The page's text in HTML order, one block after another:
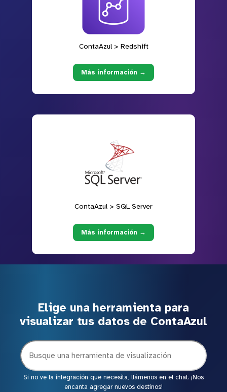
ContaAzul > Redshift
Más información →
ContaAzul > SQL Server
Más información →
Elige una herramienta para
visualizar tus datos de ContaAzul
Si no ve la integración que necesita, llámenos en el chat. ¡Nos
encanta agregar nuevos destinos!